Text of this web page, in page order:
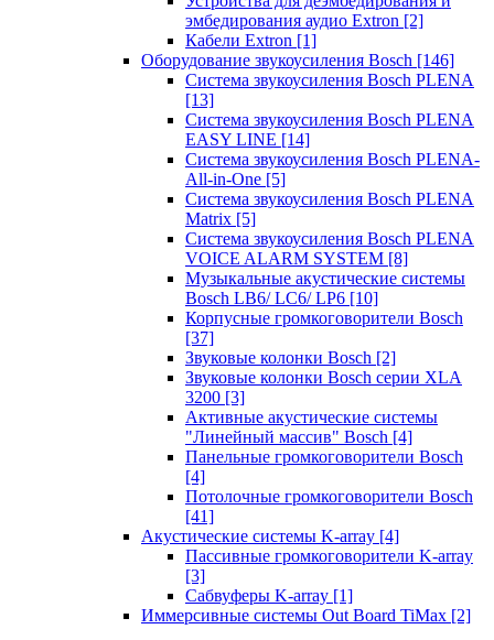
эмбедирования аудио Extron [2]
Кабели Extron [1]
Оборудование звукоусиления Bosch [146]
Система звукоусиления Bosch PLENA
[13]
Система звукоусиления Bosch PLENA
EASY LINE [14]
Система звукоусиления Bosch PLENA-
All-in-One [5]
Система звукоусиления Bosch PLENA
Matrix [5]
Система звукоусиления Bosch PLENA
VOICE ALARM SYSTEM [8]
Музыкальные акустические системы
Bosch LB6/ LC6/ LP6 [10]
Корпусные громкоговорители Bosch
[37]
Звуковые колонки Bosch [2]
Звуковые колонки Bosch серии XLA
3200 [3]
Активные акустические системы
"Линейный массив" Bosch [4]
Панельные громкоговорители Bosch
[4]
Потолочные громкоговорители Bosch
[41]
Акустические системы K-array [4]
Пассивные громкоговорители K-array
[3]
Сабвуферы K-array [1]
Иммерсивные системы Out Board TiMax [2]